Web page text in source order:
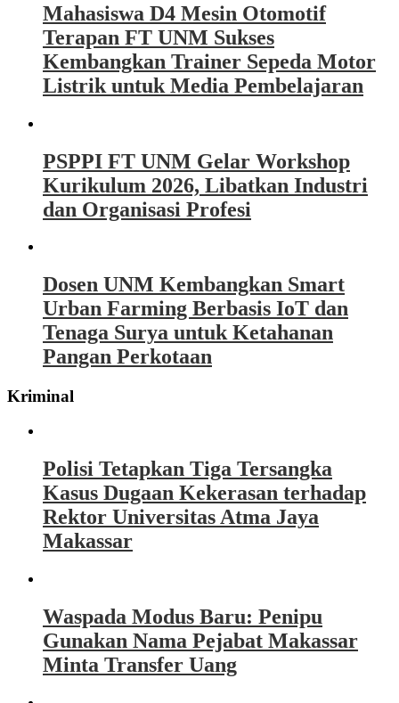
Mahasiswa D4 Mesin Otomotif
Terapan FT UNM Sukses
Kembangkan Trainer Sepeda Motor
Listrik untuk Media Pembelajaran
PSPPI FT UNM Gelar Workshop
Kurikulum 2026, Libatkan Industri
dan Organisasi Profesi
Dosen UNM Kembangkan Smart
Urban Farming Berbasis IoT dan
Tenaga Surya untuk Ketahanan
Pangan Perkotaan
Kriminal
Polisi Tetapkan Tiga Tersangka
Kasus Dugaan Kekerasan terhadap
Rektor Universitas Atma Jaya
Makassar
Waspada Modus Baru: Penipu
Gunakan Nama Pejabat Makassar
Minta Transfer Uang